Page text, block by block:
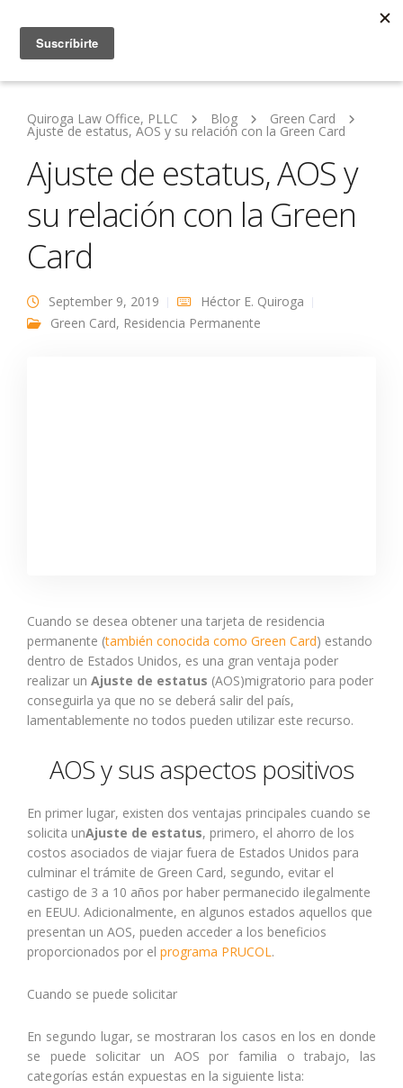
Quiroga Law Office, PLLC Blog Green Card
Ajuste de estatus, AOS y su relación con la Green Card
Ajuste de estatus, AOS y
su relación con la Green
Card
September 9, 2019
Héctor E. Quiroga
Green Card, Residencia Permanente
Cuando se desea obtener una tarjeta de residencia
permanente (también conocida como Green Card) estando
dentro de Estados Unidos, es una gran ventaja poder
realizar un Ajuste de estatus (AOS)migratorio para poder
conseguirla ya que no se deberá salir del país,
lamentablemente no todos pueden utilizar este recurso.
AOS y sus aspectos positivos
En primer lugar, existen dos ventajas principales cuando se
solicita unAjuste de estatus, primero, el ahorro de los
costos asociados de viajar fuera de Estados Unidos para
culminar el trámite de Green Card, segundo, evitar el
castigo de 3 a 10 años por haber permanecido ilegalmente
en EEUU. Adicionalmente, en algunos estados aquellos que
presentan un AOS, pueden acceder a los beneficios
proporcionados por el programa PRUCOL .
Cuando se puede solicitar
En segundo lugar, se mostraran los casos en los en donde
se puede solicitar un AOS por familia o trabajo, las
categorías están expuestas en la siguiente lista: